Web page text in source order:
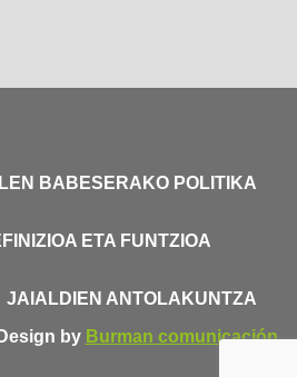
BABESERAKO POLITIKA
ETA FUNTZIOA
JAIALDIEN ANTOLAKUNTZA
by Burman comunicación